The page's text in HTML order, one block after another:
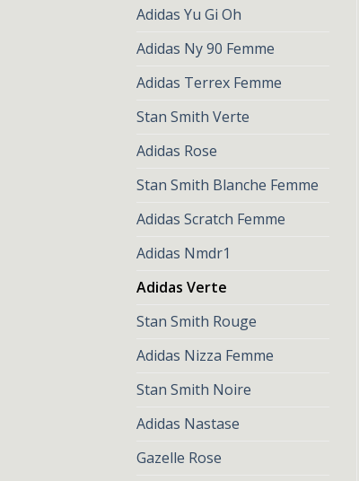
Adidas Yu Gi Oh
Adidas Ny 90 Femme
Adidas Terrex Femme
Stan Smith Verte
Adidas Rose
Stan Smith Blanche Femme
Adidas Scratch Femme
Adidas Nmdr1
Adidas Verte
Stan Smith Rouge
Adidas Nizza Femme
Stan Smith Noire
Adidas Nastase
Gazelle Rose